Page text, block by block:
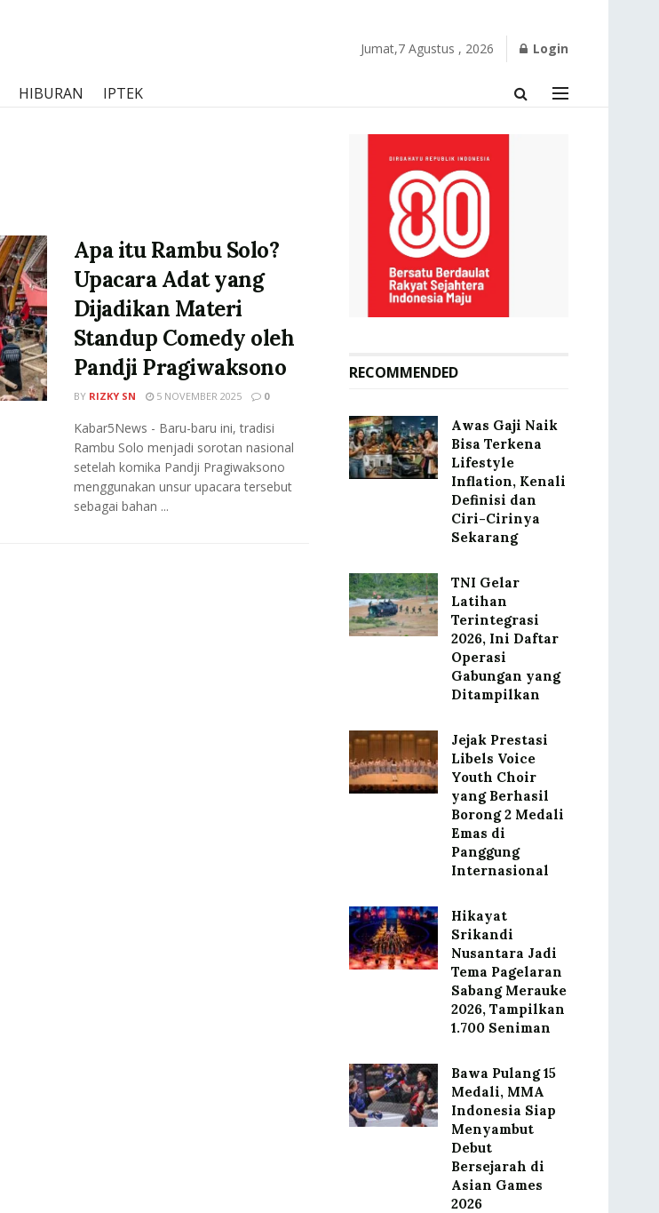
Jumat,7 Agustus , 2026 Login
HIBURAN IPTEK
Apa itu Rambu Solo?
Upacara Adat yang
Dijadikan Materi
Standup Comedy oleh
Pandji Pragiwaksono
BY RIZKY SN 5 NOVEMBER 2025 0
Kabar5News - Baru-baru ini, tradisi
Rambu Solo menjadi sorotan nasional
setelah komika Pandji Pragiwaksono
menggunakan unsur upacara tersebut
sebagai bahan ...
RECOMMENDED
Awas Gaji Naik
Bisa Terkena
Lifestyle
Inflation, Kenali
Definisi dan
Ciri-Cirinya
Sekarang
TNI Gelar
Latihan
Terintegrasi
2026, Ini Daftar
Operasi
Gabungan yang
Ditampilkan
Jejak Prestasi
Libels Voice
Youth Choir
yang Berhasil
Borong 2 Medali
Emas di
Panggung
Internasional
Hikayat
Srikandi
Nusantara Jadi
Tema Pagelaran
Sabang Merauke
2026, Tampilkan
1.700 Seniman
Bawa Pulang 15
Medali, MMA
Indonesia Siap
Menyambut
Debut
Bersejarah di
Asian Games
2026